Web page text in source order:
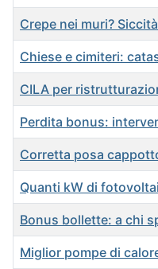
Crepe nei muri?
Chiese e cimiteri:
CILA per
Perdita bonus:
Corretta posa
Quanti kW di
Bonus bollette: a chi
Miglior pompe di